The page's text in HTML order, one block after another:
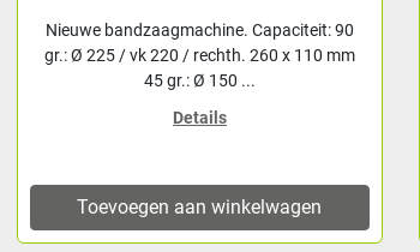
Nieuwe bandzaagmachine. Capaciteit: 90
gr.: Ø 225 / vk 220 / rechth. 260 x 110 mm
45 gr.: Ø 150 ...
Details
Toevoegen aan winkelwagen